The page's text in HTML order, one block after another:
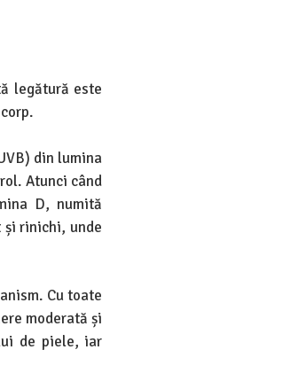
legătură este
din lumina
Atunci când
D, numită
rinichi, unde
Cu toate
moderată și
de piele, iar